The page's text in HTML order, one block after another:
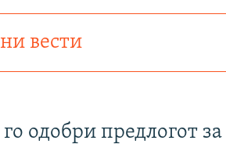
вести
го одобри предлогот